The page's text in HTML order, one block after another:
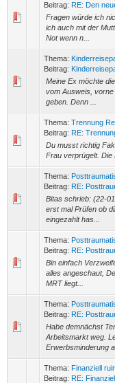
Beitrag: RE: Den
Fragen würde ich
ich auch mit der
Not wenn n...
Thema:
Beitrag:
Meine Ex möchte
vom Ausweis,
geben. Denn ...
Thema: Trennung
Beitrag: RE:
Du musst richtig
Frau verprügelt. Die
Thema:
Beitrag: RE:
Bitas schrieb: (22-
erst mal Prüfen ob
eingezahlt has...
Thema:
Beitrag: RE:
Bin einfach
alles angeschaut,
MRT liegt...
Thema:
Beitrag: RE:
Habe demnächst
Arbeitsmarkt weg.
Erwerbsminderung
Thema: Finanziell
Beitrag: RE: